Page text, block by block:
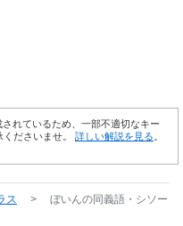
れているため、一部不適切なキー
ださいませ。 詳しい解説を見る
ス > ぼいんの同義語・シソー